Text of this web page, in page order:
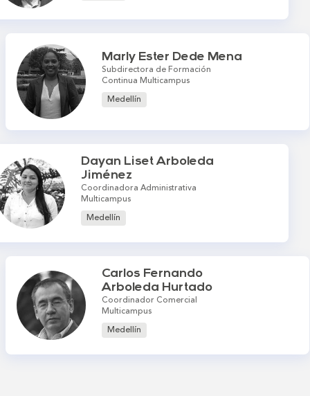
Marly Ester Dede Mena
Subdirectora de Formación
Continua Multicampus
Medellín
Dayan Liset Arboleda
Jiménez
Coordinadora Administrativa
Multicampus
Medellín
Carlos Fernando
Arboleda Hurtado
Coordinador Comercial
Multicampus
Medellín